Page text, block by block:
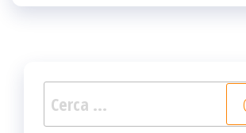
Ricerca
per: